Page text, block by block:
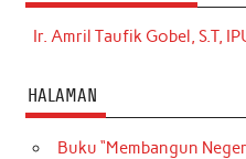
Ir. Amril Taufik Gobel, S.T,
HALAMAN
Buku “Membangun